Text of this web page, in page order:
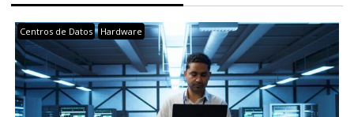
Centros de Datos Hardware